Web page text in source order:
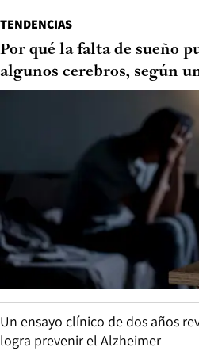
TENDENCIAS
Por qué la falta de sueño
algunos cerebros, según
Un ensayo clínico de dos años
logra prevenir el Alzheimer